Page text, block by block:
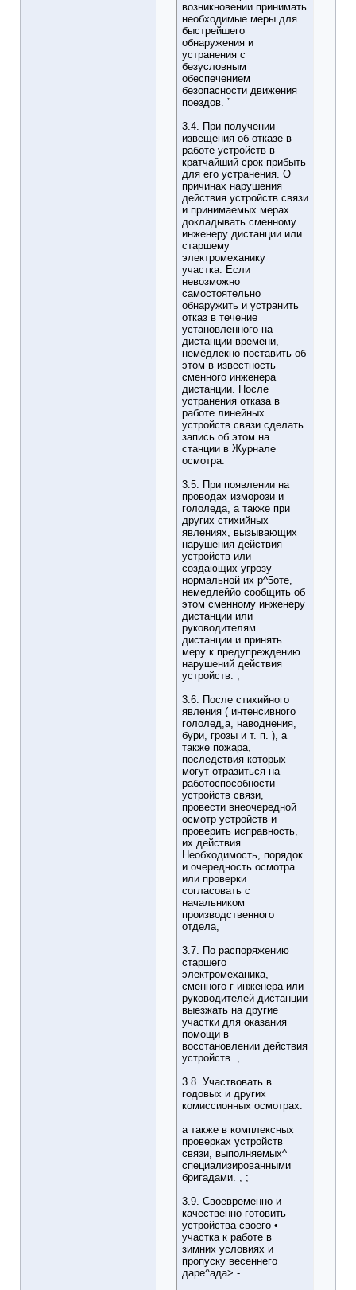
возникновении принимать
необходимые меры для
быстрейшего
обнаружения и
устранения с
безусловным
обеспечением
безопасности движения
поездов. ”
3.4. При получении
извещения об отказе в
работе устройств в
кратчайший срок прибыть
для его устранения. О
причинах нарушения
действия устройств связи
и принимаемых мерах
докладывать сменному
инженеру дистанции или
старшему
электромеханику
участка. Если
невозможно
самостоятельно
обнаружить и устранить
отказ в течение
установленного на
дистанции времени,
немёдлекно поставить об
этом в известность
сменного инженера
дистанции. После
устранения отказа в
работе линейных
устройств связи сделать
запись об этом на
станции в Журнале
осмотра.
3.5. При появлении на
проводах изморози и
гололеда, а также при
других стихийных
явлениях, вызывающих
нарушения действия
устройств или
создающих угрозу
нормальной их р^5оте,
немедлеййо сообщить об
этом сменному инженеру
дистанции или
руководителям
дистанции и принять
меру к предупреждению
нарушений действия
устройств. ,
3.6. После стихийного
явления ( интенсивного
гололед,а, наводнения,
бури, грозы и т. п. ), а
также пожара,
последствия которых
могут отразиться на
работоспособности
устройств связи,
провести внеочередной
осмотр устройств и
проверить исправность,
их действия.
Необходимость, порядок
и очередность осмотра
или проверки
согласовать с
начальником
производственного
отдела,
3.7. По распоряжению
старшего
электромеханика,
сменного г инженера или
руководителей дистанции
выезжать на другие
участки для оказания
помощи в
восстановлении действия
устройств. ,
3.8. Участвовать в
годовых и других
комиссионных осмотрах.
а также в комплексных
проверках устройств
связи, выполняемых^
специализированными
бригадами. , ;
3.9. Своевременно и
качественно готовить
устройства своего •
участка к работе в
зимних условиях и
пропуску весеннего
даре^ада> -